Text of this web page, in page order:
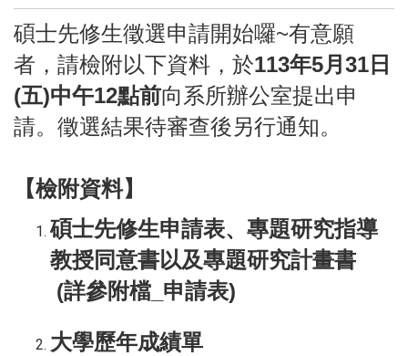
碩士先修生徵選申請開始囉~有意願
者，請檢附以下資料，於113年5月31日
(五)中午12點前向系所辦公室提出申
請。徵選結果待審查後另行通知。
【檢附資料】
碩士先修生申請表、專題研究指導
教授同意書以及專題研究計畫書
(詳參附檔_申請表)
大學歷年成績單